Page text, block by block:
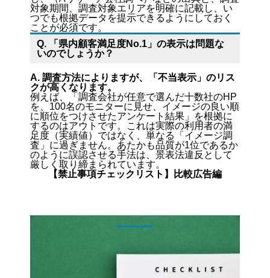
対象期間、調査対象エリアを明確に記載し、い
つでも根拠データを提示できるようにしておく
ことが必須です。
Q. 「県内顧客満足度No.1」の表示は問題な
いのでしょうか？
A. 調査方法によりますが、「不当表示」のリス
クが高くなります。
例えば、「調査会社が任意で選んだ十数社のHP
を、100名のモニターに見せ、イメージの良い順
に順位をつけさせたアンケート結果」を根拠に
するのはアウトです。これは実際の利用者の満
足度（実績値）ではなく、単なる「イメージ調
査」に過ぎません。あたかも品質が1位であるか
のように誤認させる手法は、景表法違反として
厳しく取り締まられています。
【禁止事項チェックリスト】比較広告編